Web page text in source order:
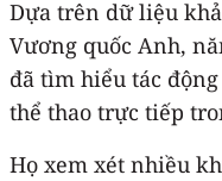
Dựa trên dữ liệu
Vương quốc Anh,
đã tìm hiểu tác
thể thao trực tiếp
Họ xem xét nhiều